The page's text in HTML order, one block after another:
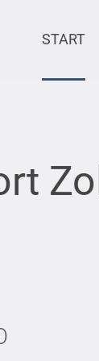
START
Zoll